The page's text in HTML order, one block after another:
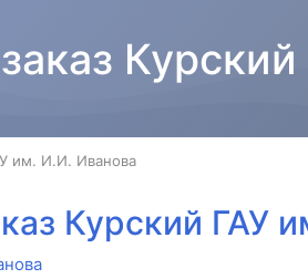
им. И.И. Иванова
Курский ГАУ